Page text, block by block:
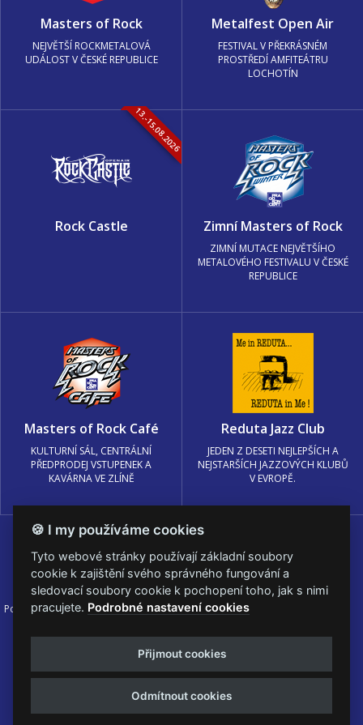
Masters of Rock
NEJVĚTŠÍ ROCKMETALOVÁ
UDÁLOST V ČESKÉ REPUBLICE
Metalfest Open Air
FESTIVAL V PŘEKRÁSNÉM
PROSTŘEDÍ AMFITEÁTRU
LOCHOTÍN
13.-15.08.2026
Rock Castle Zimní Masters of Rock
ZIMNÍ MUTACE NEJVĚTŠÍHO
METALOVÉHO FESTIVALU V ČESKÉ
REPUBLICE
Masters of Rock Café
KULTURNÍ SÁL, CENTRÁLNÍ
PŘEDPRODEJ VSTUPENEK A
KAVÁRNA VE ZLÍNĚ
Reduta Jazz Club
JEDEN Z DESETI NEJLEPŠÍCH A
NEJSTARŠÍCH JAZZOVÝCH KLUBŮ
V EVROPĚ.
Podmínky užití 🍪 Změnit nastavení cookies.
© PRAGOKONCERT BOHEMIA, a.s.
Web s
k metalu vytvořila creatia.tech s.r.o. a
Viktor Eyermann
🍪 I my používáme cookies
Tyto webové stránky používají základní soubory
cookie k zajištění svého správného fungování a
sledovací soubory cookie k pochopení toho, jak s nimi
pracujete. Podrobné nastavení cookies
Přijmout cookies
Odmítnout cookies